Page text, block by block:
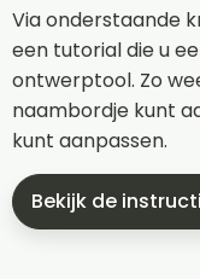
Via onderstaande
een tutorial die u
ontwerptool. Zo
naambordje kunt
kunt aanpassen.
Bekijk de